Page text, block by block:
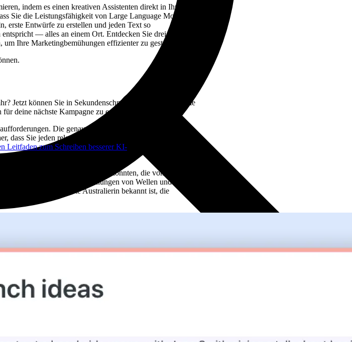
indem es einen kreativen Assistenten direkt in Ihren
Sie die Leistungsfähigkeit von Large Language Models
erste Entwürfe zu erstellen und jeden Text so
— alles an einem Ort. Entdecken Sie drei
Ihre Marketingbemühungen effizienter zu gestalten!
Jetzt können Sie in Sekundenschnelle loslegen, indem Sie
deine nächste Kampagne zu entwickeln.
Die genaueren Eingabeaufforderungen
dass Sie jeden relevanten Kontext zum jeweiligen Thema
Leitfaden zum Schreiben besserer KI-
T-Shirt-Kollektion werben könnten, die von
abstrakte Darstellungen von Wellen und
Letham, die als erste Australierin bekannt ist, die